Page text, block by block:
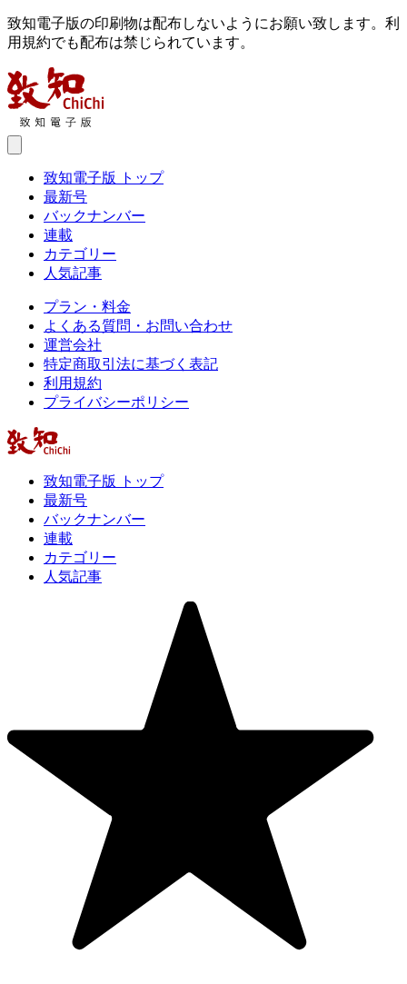
致知電子版の印刷物は配布しないようにお願い致します。利
用規約でも配布は禁じられています。
致知電子版 トップ
最新号
バックナンバー
連載
カテゴリー
人気記事
プラン・料金
よくある質問・お問い合わせ
運営会社
特定商取引法に基づく表記
利用規約
プライバシーポリシー
致知電子版 トップ
最新号
バックナンバー
連載
カテゴリー
人気記事